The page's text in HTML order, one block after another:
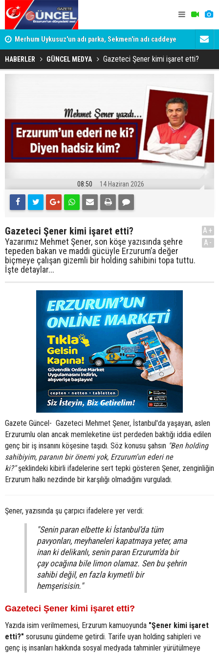
Merhum Uykusuz'un adı parka, Sekmen'in adı caddeye
verildi Gözaltına
HABERLER GÜNCEL MEDYA Gazeteci Şener kimi işaret etti?
08:50 14 Haziran 2026
Gazeteci Şener kimi işaret etti?
Yazarımız Mehmet Şener, son köşe yazısında şehre
tepeden bakan ve maddi gücüyle Erzurum’a değer
biçmeye çalışan gizemli bir holding sahibini topa tuttu.
İşte detaylar...
A+
A-
Gazete Güncel- Gazeteci Mehmet Şener, İstanbul'da yaşayan, aslen
Erzurumlu olan ancak memleketine üst perdeden baktığı iddia edilen
genç bir iş insanını köşesine taşıdı. Söz konusu şahsın "Ben holding
sahibiyim, paranın bir önemi yok, Erzurum’un ederi ne
ki?"şeklindeki kibirli ifadelerine sert tepki gösteren Şener, zenginliğin
Erzurum halkı nezdinde bir karşılığı olmadığını vurguladı.
Şener, yazısında şu çarpıcı ifadelere yer verdi:
"Senin paran elbette ki İstanbul’da tüm
pavyonları, meyhaneleri kapatmaya yeter, ama
inan ki delikanlı, senin paran Erzurum’da bir
çay ocağına bile limon olamaz. Sen bu şehrin
sahibi değil, en fazla kıymetli bir
hemşerisisin."
Gazeteci Şener kimi işaret etti?
Yazıda isim verilmemesi, Erzurum kamuoyunda "Şener kimi işaret
etti?" sorusunu gündeme getirdi. Tarife uyan holding sahipleri ve
genç iş insanları hakkında sosyal medyada tahminler yürütülmeye